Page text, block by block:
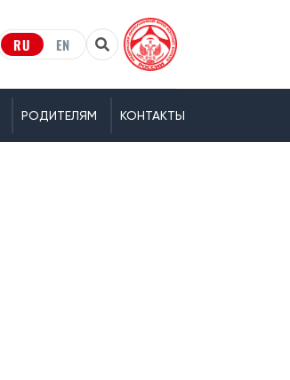
RU EN
РОДИТЕЛЯМ КОНТАКТЫ